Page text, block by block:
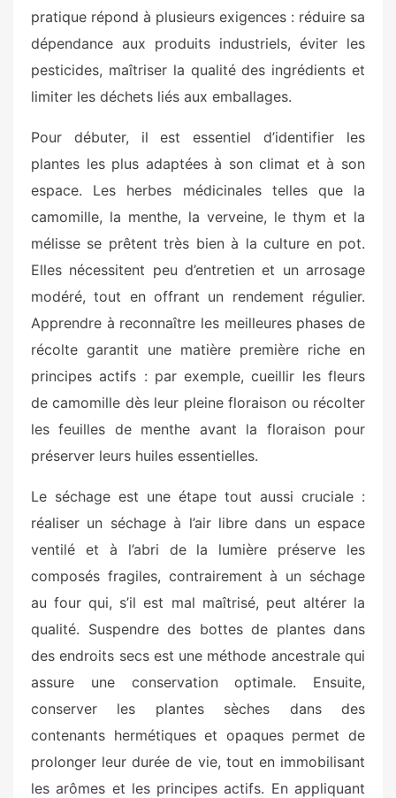
pratique répond à plusieurs exigences : réduire sa
dépendance aux produits industriels, éviter les
pesticides, maîtriser la qualité des ingrédients et
limiter les déchets liés aux emballages.
Pour débuter, il est essentiel d’identifier les
plantes les plus adaptées à son climat et à son
espace. Les herbes médicinales telles que la
camomille, la menthe, la verveine, le thym et la
mélisse se prêtent très bien à la culture en pot.
Elles nécessitent peu d’entretien et un arrosage
modéré, tout en offrant un rendement régulier.
Apprendre à reconnaître les meilleures phases de
récolte garantit une matière première riche en
principes actifs : par exemple, cueillir les fleurs
de camomille dès leur pleine floraison ou récolter
les feuilles de menthe avant la floraison pour
préserver leurs huiles essentielles.
Le séchage est une étape tout aussi cruciale :
réaliser un séchage à l’air libre dans un espace
ventilé et à l’abri de la lumière préserve les
composés fragiles, contrairement à un séchage
au four qui, s’il est mal maîtrisé, peut altérer la
qualité. Suspendre des bottes de plantes dans
des endroits secs est une méthode ancestrale qui
assure une conservation optimale. Ensuite,
conserver les plantes sèches dans des
contenants hermétiques et opaques permet de
prolonger leur durée de vie, tout en immobilisant
les arômes et les principes actifs. En appliquant